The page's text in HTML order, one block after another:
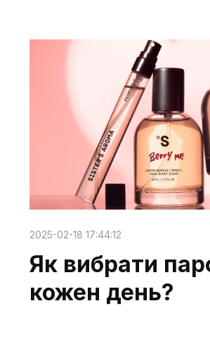
2025-02-18 17:44:12
Як вибрати
кожен день?